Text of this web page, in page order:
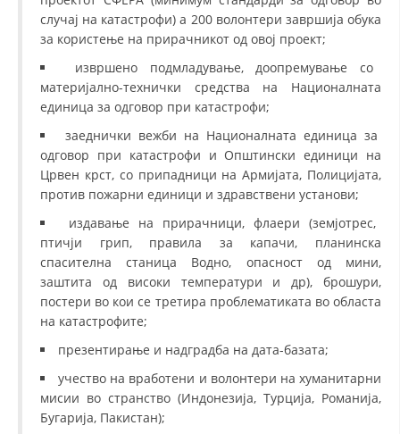
случај на катастрофи) а 200 волонтери завршија обука
за користење на прирачникот од овој проект;
извршено подмладување, доопремување со
материјално-технички средства на Националната
единица за одговор при катастрофи;
заеднички вежби на Националната единица за
одговор при катастрофи и Општински единици на
Црвен крст, со припадници на Армијата, Полицијата,
против пожарни единици и здравствени установи;
издавање на прирачници, флаери (земјотрес,
птичји грип, правила за капачи, планинска
спасителна станица Водно, опасност од мини,
заштита од високи температури и др), брошури,
постери во кои се третира проблематиката во областа
на катастрофите;
презентирање и надградба на дата-базата;
учество на вработени и волонтери на хуманитарни
мисии во странство (Индонезија, Турција, Романија,
Бугарија, Пакистан);